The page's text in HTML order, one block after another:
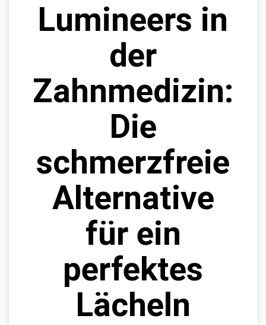
Lumineers in
der
Zahnmedizin:
Die
schmerzfreie
Alternative
für ein
perfektes
Lächeln